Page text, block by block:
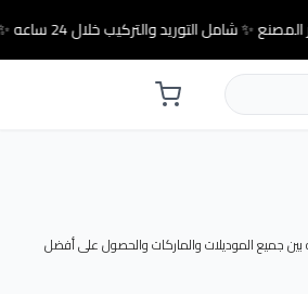
✨ شامل التوريد والتركيب خلال 24 ساعه ✨
جميع الموديلات والماركات والحصول على أفضل